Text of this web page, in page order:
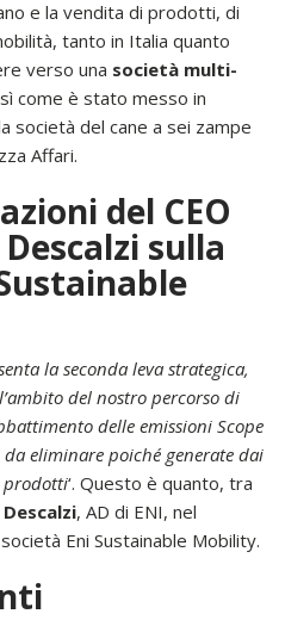
e la vendita di prodotti, di
tanto in Italia quanto
verso una società multi-
come è stato messo in
società del cane a sei zampe
Affari.
del CEO
sulla
la seconda leva strategica,
del nostro percorso di
delle emissioni Scope
eliminare poiché generate dai
prodotti‘. Questo è quanto, tra
, AD di ENI, nel
Eni Sustainable Mobility.